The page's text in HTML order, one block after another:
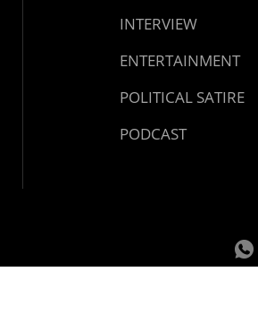
INTERVIEW
ENTERTAINMENT
POLITICAL SATIRE
PODCAST